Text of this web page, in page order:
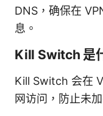
DNS，确保在
息。
Kill Switch 是
Kill Switch 会在
网访问，防止未